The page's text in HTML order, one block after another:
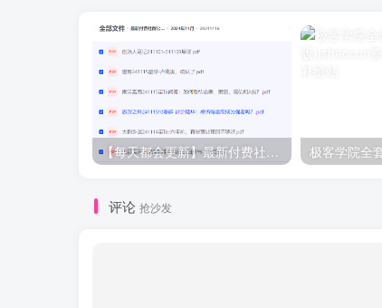
【每天都会更新】最新付费社群公众号文章 极客学院全
评论 抢沙发